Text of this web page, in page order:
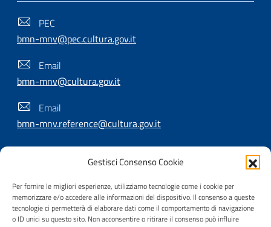
Gestisci Consenso Cookie
Per fornire le migliori esperienze, utilizziamo tecnologie come i cookie per
memorizzare e/o accedere alle informazioni del dispositivo. Il consenso a queste
tecnologie ci permetterà di elaborare dati come il comportamento di navigazione
o ID unici su questo sito. Non acconsentire o ritirare il consenso può influire
PEC
bmn-mnv@pec.cultura.gov.it
Email
bmn-mnv@cultura.gov.it
Email
bmn-mnv.reference@cultura.gov.it